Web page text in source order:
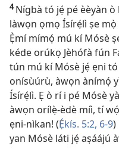
4Nígbà tó jẹ́ pé èèyàn
làwọn ọmọ Ísírẹ́lì ṣe
Ẹ̀mí mímọ́ mú kí Mósè
kéde orúkọ Jèhófà fún
tún mú kí Mósè jẹ́ ẹni
onísùúrù, àwọn ànímọ́
Ísírẹ́lì. Ẹ ò rí i pé Mósè
àwọn orílẹ̀-èdè míì, tí
ẹni-nìkan! (Ẹ́kís. 5:​2, 6-9)
yan Mósè láti jẹ́ aṣáájú